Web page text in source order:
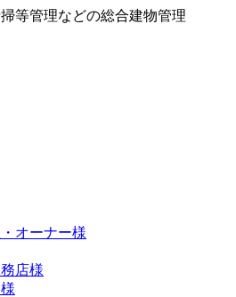
等管理などの総合建物管理
オーナー様
店様